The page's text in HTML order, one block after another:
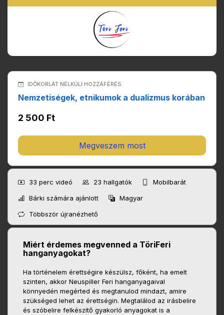
IDŐKORLÁT NÉLKÜLI HOZZÁFÉRÉS
Nemzetiségek, etnikumok a dualizmus korában
2 500 Ft
Megveszem most
33 perc videó 23 hallgatók
Mobilbarát
Bárki számára ajánlott
Magyar
Többször újranézhető
Miért érdemes megvenned a TöriFeri
hanganyagokat?
Ha történelem érettségire készülsz, főként, ha emelt
szinten, akkor Neuspiller Feri hanganyagaival
könnyedén megérted és megtanulod mindazt, amire
szükséged lehet az érettségin. Megtalálod az irásbelire
és szóbelire felkészítő gyakorló anyagokat is a